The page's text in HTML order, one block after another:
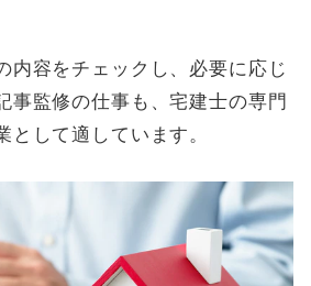
内容をチェックし、必要に応じ
事監修の仕事も、宅建士の専門
として適しています。